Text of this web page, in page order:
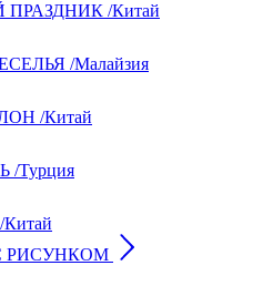
/Китай
/Малайзия
/Китай
/Турция
РИСУНКОМ